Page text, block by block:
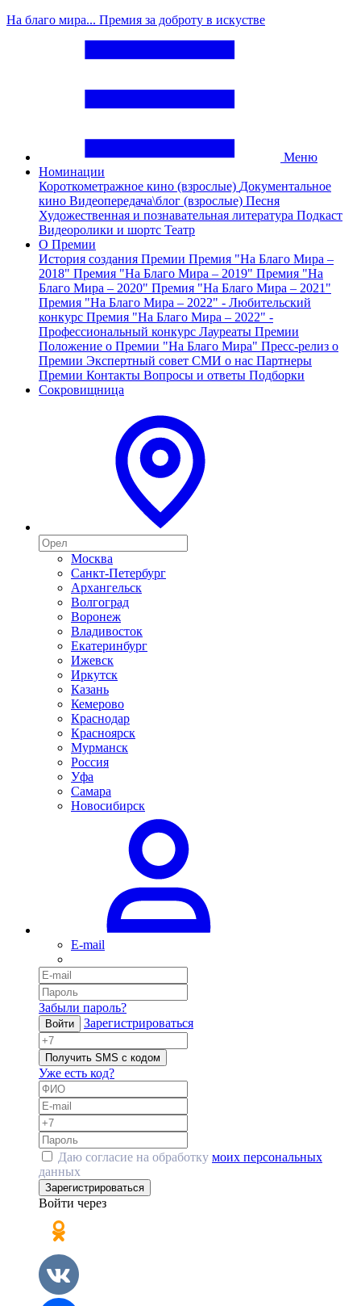
На благо мира... Премия за доброту в искустве
Меню
Номинации
Короткометражное кино (взрослые) Документальное
кино Видеопередача\блог (взрослые) Песня
Художественная и познавательная литература Подкаст
Видеоролики и шортс Театр
О Премии
История создания Премии Премия "На Благо Мира –
2018" Премия "На Благо Мира – 2019" Премия "На
Благо Мира – 2020" Премия "На Благо Мира – 2021"
Премия "На Благо Мира – 2022" - Любительский
конкурс Премия "На Благо Мира – 2022" -
Профессиональный конкурс Лауреаты Премии
Положение о Премии "На Благо Мира" Пресс-релиз о
Премии Экспертный совет СМИ о нас Партнеры
Премии Контакты Вопросы и ответы Подборки
Сокровищница
Москва
Санкт-Петербург
Архангельск
Волгоград
Воронеж
Владивосток
Екатеринбург
Ижевск
Иркутск
Казань
Кемерово
Краснодар
Красноярск
Мурманск
Россия
Уфа
Самара
Новосибирск
E-mail
Забыли пароль?
Войти Зарегистрироваться
Получить SMS с кодом
Уже есть код?
Даю согласие на обработку моих персональных
данных
Зарегистрироваться
Войти через